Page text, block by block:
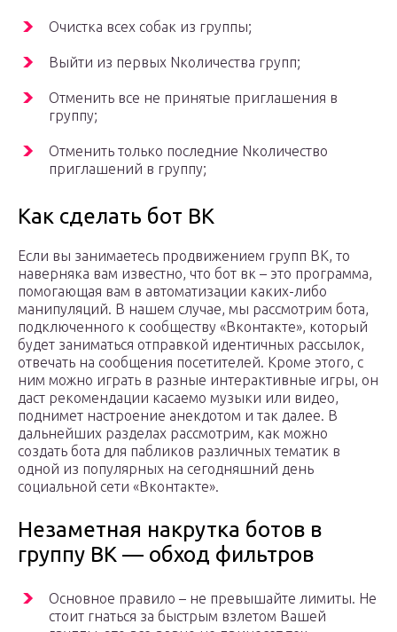
Очистка всех собак из группы;
Выйти из первых Nколичества групп;
Отменить все не принятые приглашения в
группу;
Отменить только последние Nколичество
приглашений в группу;
Как сделать бот ВК
Если вы занимаетесь продвижением групп ВК, то
наверняка вам известно, что бот вк – это программа,
помогающая вам в автоматизации каких-либо
манипуляций. В нашем случае, мы рассмотрим бота,
подключенного к сообществу «Вконтакте», который
будет заниматься отправкой идентичных рассылок,
отвечать на сообщения посетителей. Кроме этого, с
ним можно играть в разные интерактивные игры, он
даст рекомендации касаемо музыки или видео,
поднимет настроение анекдотом и так далее. В
дальнейших разделах рассмотрим, как можно
создать бота для пабликов различных тематик в
одной из популярных на сегодняшний день
социальной сети «Вконтакте».
Незаметная накрутка ботов в
группу ВК — обход фильтров
Основное правило – не превышайте лимиты. Не
стоит гнаться за быстрым взлетом Вашей